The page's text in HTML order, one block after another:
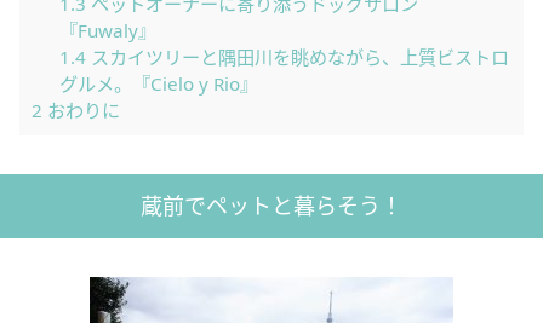
『Fuwaly』
1.4スカイツリーと隅田川を眺めながら、上質ビストロ
グルメ。『Cielo y Rio』
2 おわりに
蔵前でペットと暮らそう！